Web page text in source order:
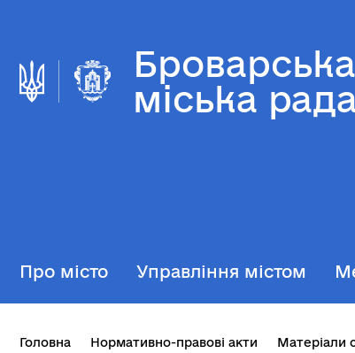
Броварська
міська
Про місто Управління містом
Головна Нормативно-правові акти Матеріали